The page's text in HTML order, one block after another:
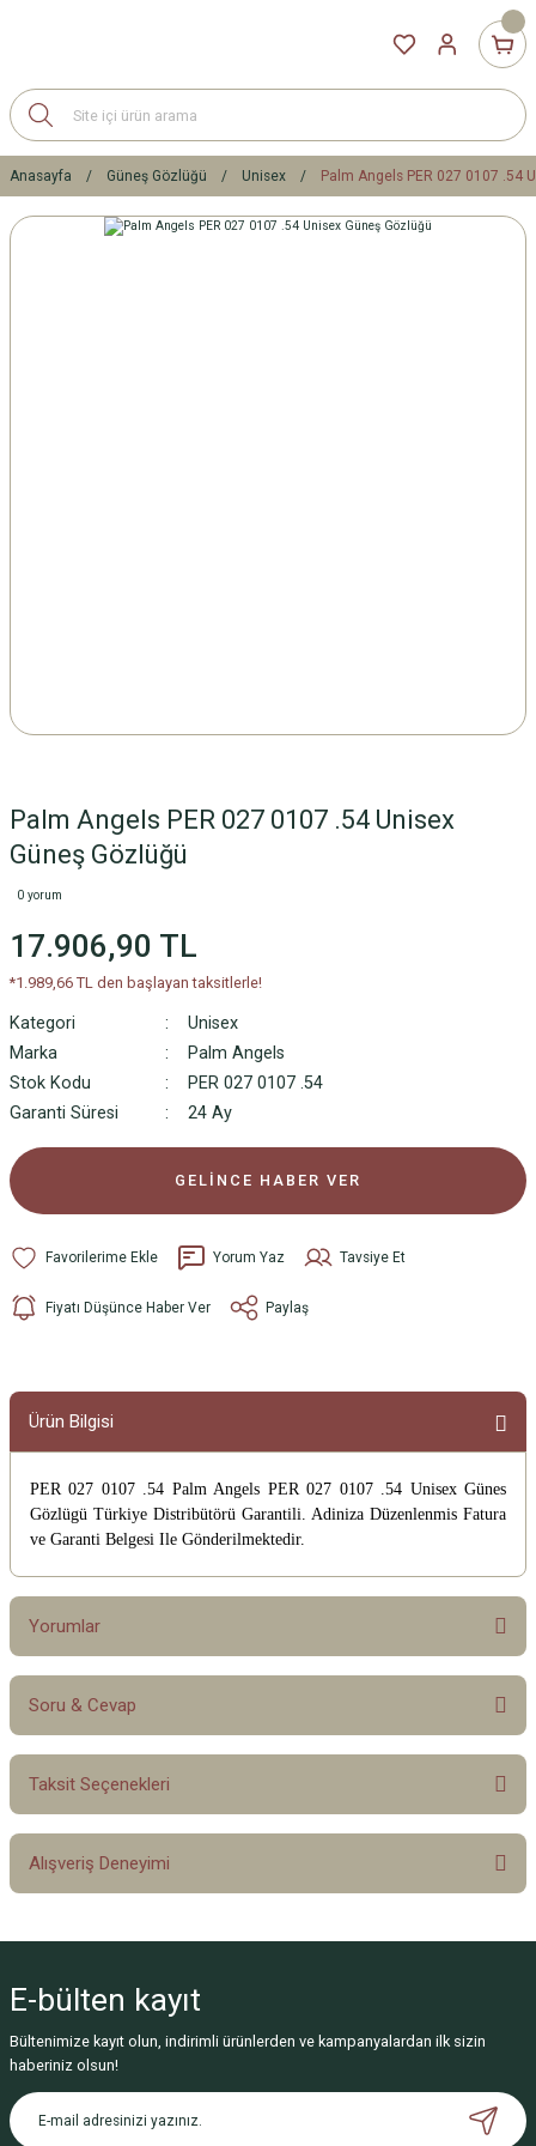
Anasayfa Güneş Gözlüğü Unisex Palm Angels PER 027 0107 .54
Palm Angels PER 027 0107 .54 Unisex
Güneş Gözlüğü
0 yorum
17.906,90 TL
*1.989,66 TL den başlayan taksitlerle!
Kategori
Unisex
Marka
Palm Angels
Stok Kodu
PER 027 0107 .54
Garanti Süresi
24 Ay
GELİNCE HABER VER
Yorum Yaz Tavsiye Et
Fiyatı Düşünce Haber Ver Paylaş
Ürün Bilgisi
PER 027 0107 .54 Palm Angels PER 027 0107 .54 Unisex Günes
Gözlügü Türkiye Distribütörü Garantili. Adiniza Düzenlenmis Fatura
ve Garanti Belgesi Ile Gönderilmektedir.
Yorumlar
Bu ürüne ilk yorumu siz yapın!
Soru & Cevap
Ürün hakkında henüz soru sorulmamış.
Taksit Seçenekleri
Alışveriş Deneyimi
Deneyimini Paylaş
E-bülten kayıt
Bültenimize kayıt olun, indirimli ürünlerden ve kampanyalardan ilk sizin
haberiniz olsun!